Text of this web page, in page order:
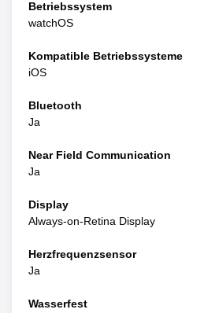
Betriebssystem
watchOS
Kompatible Betriebssysteme
iOS
Bluetooth
Ja
Near Field Communication
Ja
Display
Always-on-Retina Display
Herzfrequenzsensor
Ja
Wasserfest